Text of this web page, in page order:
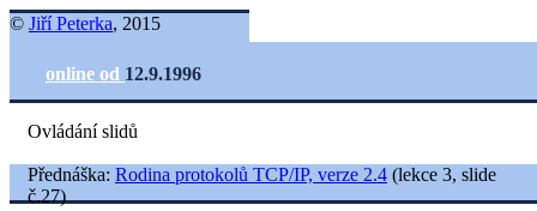
© Jiří Peterka, 2015
online od 12.9.1996
Ovládání slidů
Přednáška: Rodina protokolů TCP/IP, verze 2.4 (lekce 3, slide
č.27)